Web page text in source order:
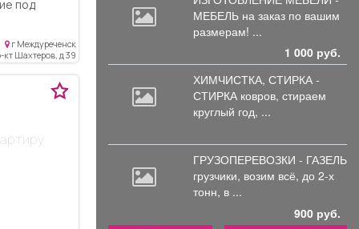
угловая,
Комнаты
и
г Междуреченск
кт Шахтеров, д 39
МЕБЕЛЬ на заказ по вашим
размерам! ...
1 000 руб.
ХИМЧИСТКА, СТИРКА -
СТИРКА ковров, стираем
круглый год, ...
ГРУЗОПЕРЕВОЗКИ - ГАЗЕЛЬ
грузчики, возим всё, до 2-х
тонн, в ...
900 руб.